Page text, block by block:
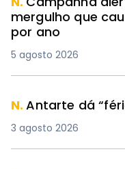
mergulho que
por ano
5 agosto 2026
N.Antarte dá
3 agosto 2026